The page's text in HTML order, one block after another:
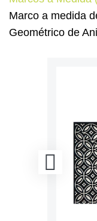
Marco a medida
Geométrico de